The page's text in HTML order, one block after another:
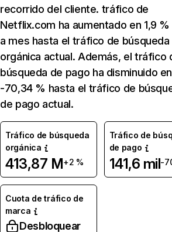
recorrido del cliente. tráfico de
Netflix.com ha aumentado en 1,9
a mes hasta el tráfico de búsqueda
orgánica actual. Además, el tráfico
búsqueda de pago ha disminuido en
-70,34 % hasta el tráfico de
de pago actual.
Tráfico de búsqueda
orgánica
413,87 M+2 %
Tráfico de
de pago
141,6 mil-
Cuota de tráfico de
marca
Desbloquear